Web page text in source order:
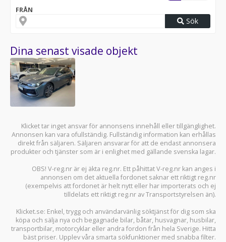
FRÅN
Sök
Dina senast visade objekt
Klicket tar inget ansvar för annonsens innehåll eller tillgänglighet.
Annonsen kan vara ofullständig. Fullständig information kan erhållas
direkt från säljaren. Säljaren ansvarar för att de endast annonsera
produkter och tjänster som är i enlighet med gällande svenska lagar.
OBS! V-reg.nr är ej äkta reg.nr. Ett påhittat V-reg.nr kan anges i
annonsen om det aktuella fordonet saknar ett riktigt reg.nr
(exempelvis att fordonet är helt nytt eller har importerats och ej
tilldelats ett riktigt reg.nr av Transportstyrelsen än).
Klicket.se: Enkel, trygg och användarvänlig söktjänst för dig som ska
köpa och sälja nya och begagnade bilar, båtar, husvagnar, husbilar,
transportbilar, motorcyklar eller andra fordon från hela Sverige. Hitta
bäst priser. Upplev våra smarta sökfunktioner med snabba filter.